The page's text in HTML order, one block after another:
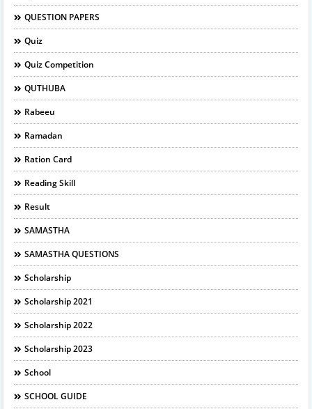
QUESTION PAPERS
Quiz
Quiz Competition
QUTHUBA
Rabeeu
Ramadan
Ration Card
Reading Skill
Result
SAMASTHA
SAMASTHA QUESTIONS
Scholarship
Scholarship 2021
Scholarship 2022
Scholarship 2023
School
SCHOOL GUIDE